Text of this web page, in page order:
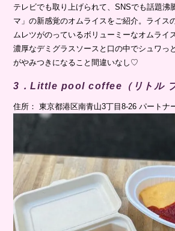
テレビでも取り上げられて、SNSでも話題沸
マ」の新感覚のオムライスをご紹介。ライス
ムレツがのっているボリューミーなオムライ
濃厚なデミグラスソースと口の中でシュワっ
がやみつきになること間違いなし♡
3．Little pool coffee（リトル プ
住所： 東京都港区南青山3丁目8-26 パートナ